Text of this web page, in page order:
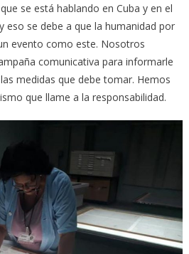
se está hablando en Cuba y en el
eso se debe a que la humanidad por
evento como este. Nosotros
comunicativa para informarle
medidas que debe tomar. Hemos
que llame a la responsabilidad.